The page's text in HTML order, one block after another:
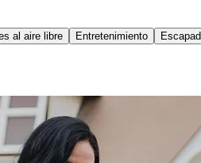
al aire libre Entretenimiento